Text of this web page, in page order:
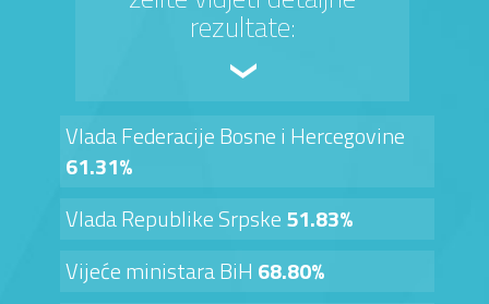
rezultate:
Vlada Federacije Bosne i Hercegovine
61.31%
Vlada Republike Srpske51.83%
Vijeće ministara BiH 68.80%